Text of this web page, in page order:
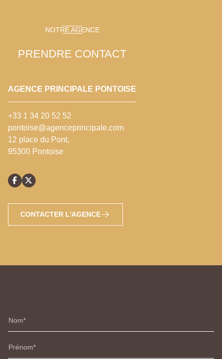
NOTRE AGENCE
PRENDRE CONTACT
AGENCE PRINCIPALE PONTOISE
+33 1 34 20 52 52
pontoise@agenceprincipale.com
12 place du Pont,
95300 Pontoise
CONTACTER L'AGENCE
Nom
Prénom